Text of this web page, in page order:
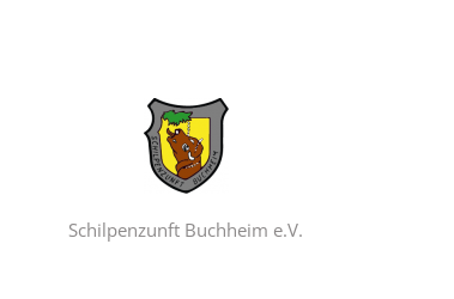
Schilpenzunft Buchheim e.V.